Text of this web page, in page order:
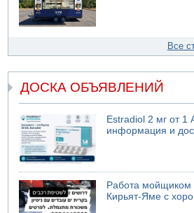
Все
ДОСКА ОБЪЯВЛЕНИЙ
Estradiol 2 мг от 1
информация и
Работа мойщиком
Кирьят-Яме с